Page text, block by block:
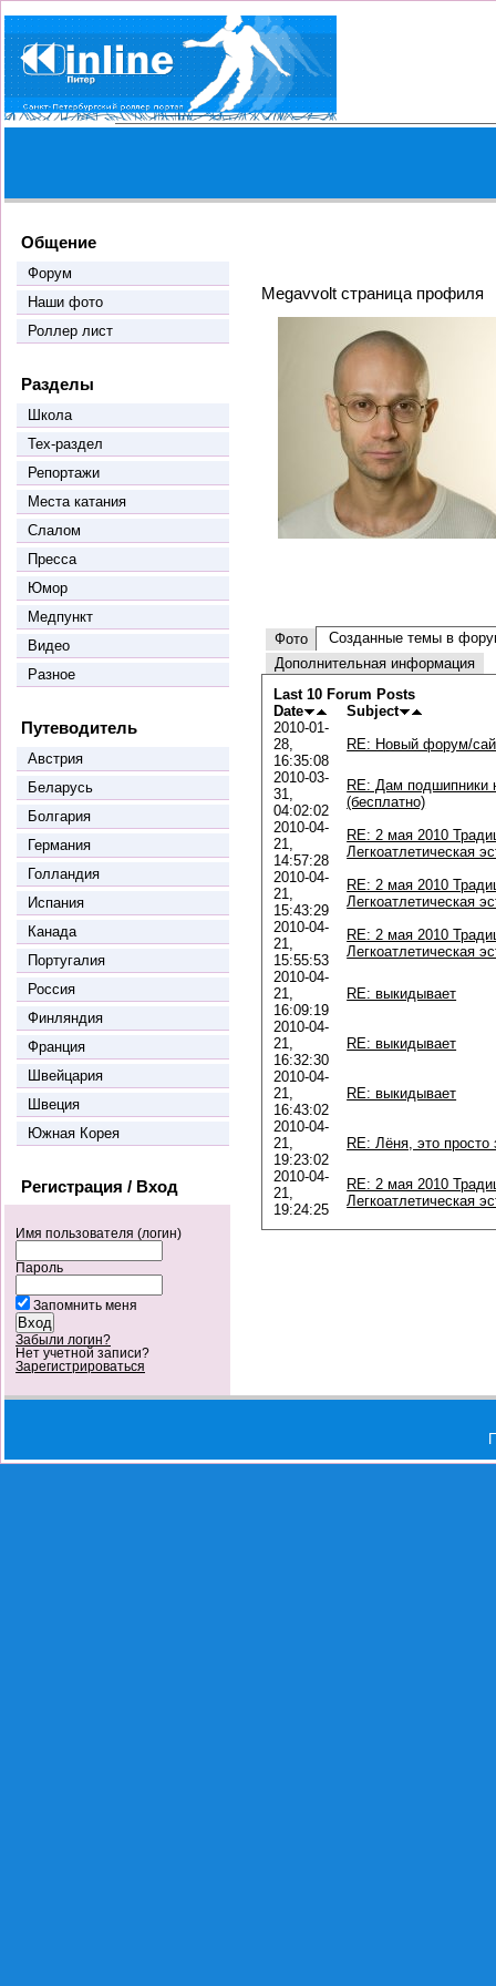
Общение
Форум
Наши фото
Роллер лист
Разделы
Школа
Тех-раздел
Репортажи
Места катания
Слалом
Пресса
Юмор
Медпункт
Видео
Разное
Путеводитель
Австрия
Беларусь
Болгария
Германия
Голландия
Испания
Канада
Португалия
Россия
Финляндия
Франция
Швейцария
Швеция
Южная Корея
Регистрация / Вход
Имя пользователя (логин)
Пароль
Запомнить меня
Забыли логин?
Нет учетной записи?
Зарегистрироваться
Megavvolt страница профиля
Фото
Созданные темы в
Дополнительная информация
Last 10 Forum Posts
Date
Subject
2010-01-
28,
16:35:08
RE: Новый форум/
2010-03-
31,
04:02:02
RE: Дам подшипники
(бесплатно)
2010-04-
21,
14:57:28
RE: 2 мая 2010
Легкоатлетическая
2010-04-
21,
15:43:29
RE: 2 мая 2010
Легкоатлетическая
2010-04-
21,
15:55:53
RE: 2 мая 2010
Легкоатлетическая
2010-04-
21,
16:09:19
RE: выкидывает
2010-04-
21,
16:32:30
RE: выкидывает
2010-04-
21,
16:43:02
RE: выкидывает
2010-04-
21,
19:23:02
RE: Лёня, это просто
2010-04-
21,
19:24:25
RE: 2 мая 2010
Легкоатлетическая